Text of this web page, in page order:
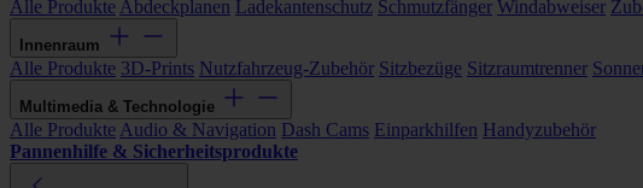
Alle Produkte Abdeckplanen Ladekantenschutz Schmutzfänger Windabweiser
Innenraum
Alle Produkte 3D-Prints Nutzfahrzeug-Zubehör Sitzbezüge Sitzraumtrenner
Multimedia & Technologie
Alle Produkte Audio & Navigation Dash Cams Einparkhilfen Handyzubehör
Pannenhilfe & Sicherheitsprodukte